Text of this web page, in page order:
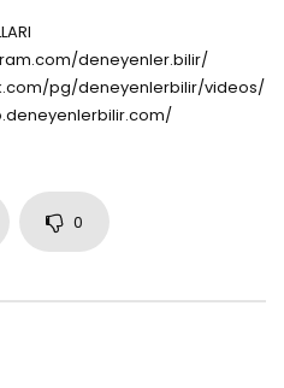
deneyenler.bilir/
pg/deneyenlerbilir/videos/
0